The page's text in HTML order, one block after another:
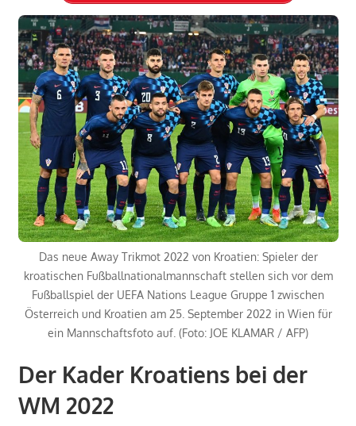
Das neue Away Trikmot 2022 von Kroatien: Spieler der
kroatischen Fußballnationalmannschaft stellen sich vor dem
Fußballspiel der UEFA Nations League Gruppe 1 zwischen
Österreich und Kroatien am 25. September 2022 in Wien für
ein Mannschaftsfoto auf. (Foto: JOE KLAMAR / AFP)
Der Kader Kroatiens bei der
WM 2022